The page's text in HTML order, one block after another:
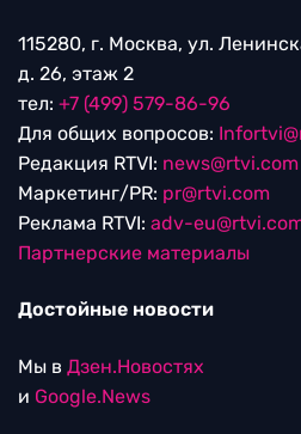
115280, г. Москва, ул.
д. 26, этаж 2
тел: +7 (499) 579-86-96
Для общих вопросов:
Редакция RTVI: news@rtvi.com
Маркетинг/PR: pr@rtvi.com
Реклама RTVI: adv-
Партнерские материалы
Достойные новости
Мы в Дзен.Новостях
и Google.News